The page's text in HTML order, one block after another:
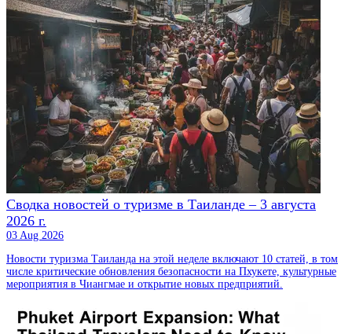
Сводка новостей о туризме в Таиланде – 3 августа
2026 г.
03 Aug 2026
Новости туризма Таиланда на этой неделе включают 10 статей, в том
числе критические обновления безопасности на Пхукете, культурные
мероприятия в Чиангмае и открытие новых предприятий.